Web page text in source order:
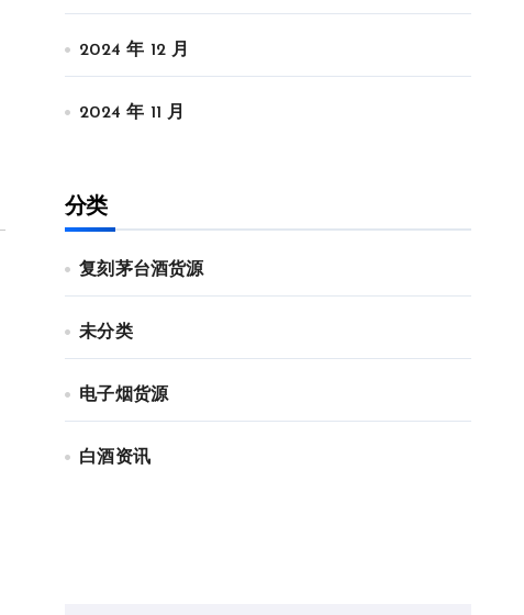
2024 年 12 月
2024 年 11 月
分类
复刻茅台酒货源
未分类
电子烟货源
白酒资讯